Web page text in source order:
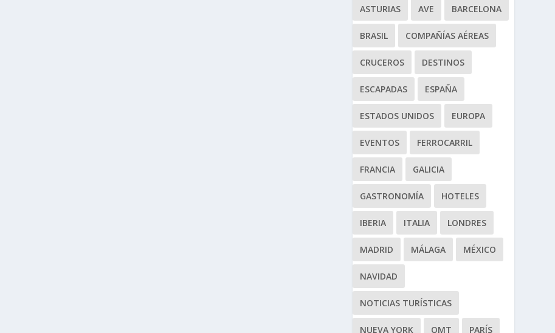
ASTURIAS AVE BARCELONA
BRASIL COMPAÑÍAS AÉREAS
CRUCEROS DESTINOS
ESCAPADAS ESPAÑA
ESTADOS UNIDOS EUROPA
EVENTOS FERROCARRIL
FRANCIA GALICIA
GASTRONOMÍA HOTELES
IBERIA ITALIA LONDRES
MADRID MÁLAGA MÉXICO
NAVIDAD
NOTICIAS TURÍSTICAS
NUEVA YORK OMT PARÍS